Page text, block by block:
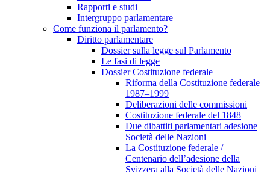
Rapporti e studi
Intergruppo parlamentare
Come funziona il parlamento?
Diritto parlamentare
Dossier sulla legge sul Parlamento
Le fasi di legge
Dossier Costituzione federale
Riforma della Costituzione federale
1987–1999
Deliberazioni delle commissioni
Costituzione federale del 1848
Due dibattiti parlamentari adesione
Società delle Nazioni
La Costituzione federale /
Centenario dell’adesione della
Svizzera alla Società delle Nazioni